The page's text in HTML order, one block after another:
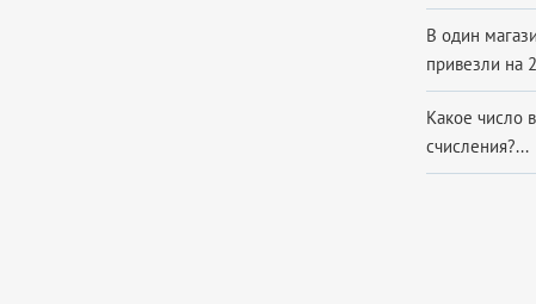
В один
привезли на
Какое число
счисления?...